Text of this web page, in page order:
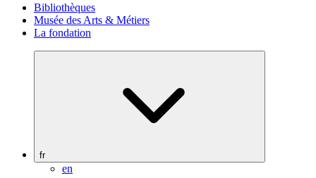
Bibliothèques
Musée des Arts & Métiers
La fondation
fr
en